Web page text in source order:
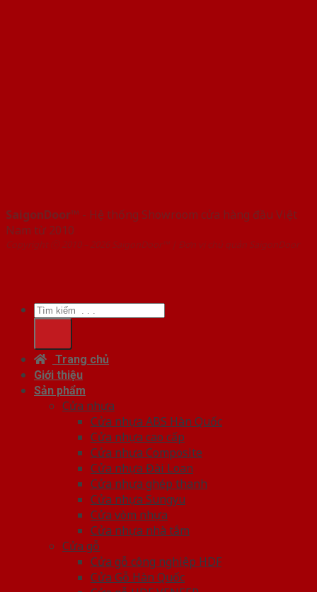
SaigonDoor™ - Hệ thống Showroom cửa hàng đầu Việt
Nam từ 2010
Copyright ⓒ 2010 – 2026 SaigonDoor™ | Đơn vị chủ quản SaigonDoor
Tìm
kiếm:
Trang chủ
Giới thiệu
Sản phẩm
Cửa nhựa
Cửa nhựa ABS Hàn Quốc
Cửa nhựa cao cấp
Cửa nhựa Composite
Cửa nhựa Đài Loan
Cửa nhựa ghép thanh
Cửa nhựa Sungyu
Cửa vòm nhựa
Cửa nhựa nhà tắm
Cửa gỗ
Cửa gỗ công nghiệp HDF
Cửa Gỗ Hàn Quốc